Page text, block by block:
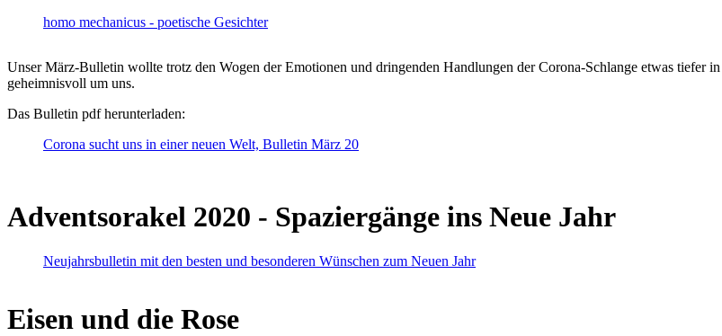
homo mechanicus - poetische Gesichter
Unser März-Bulletin wollte trotz den Wogen der Emotionen und dringenden Handlungen der Corona-Schlange etwas tiefer
geheimnisvoll um uns.
Das Bulletin pdf herunterladen:
Corona sucht uns in einer neuen Welt, Bulletin März 20
Adventsorakel 2020 - Spaziergänge ins Neue Jahr
Neujahrsbulletin mit den besten und besonderen Wünschen zum Neuen Jahr
Eisen und die Rose